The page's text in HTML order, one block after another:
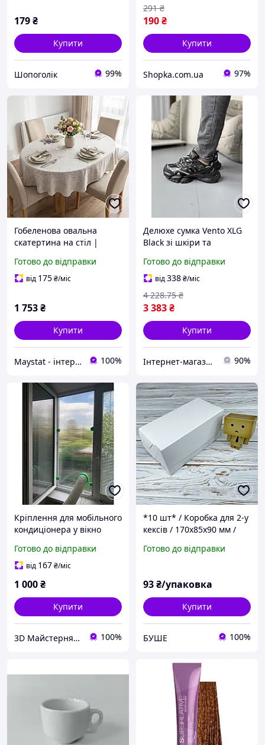
179₴
Купити
Шопоголік 99%
190₴
291 ₴
Купити
Shopka.com.ua 97%
Гобеленова овальна
скатертина на стіл |
скатертина в бежевих
тонах | Святковий
Готово до відправки
від 175₴/міс
1 753₴
Купити
Maystat - інтернет магазин столового текстилю 100%
Делюxe сумка Vento XLG
Black зі шкіри та
стильних образів у будь-
яку пору року
Готово до відправки
від338₴/міс
3 383₴
4 228.75 ₴
Купити
Інтернет-магазин Look 100 Clothes 90%
Кріплення для мобільного
кондиціонера у вікно
Готово до відправки
від 167₴/міс
1 000₴
Купити
3D Майстерня – Відновлюємо, створюємо, вдосконалюємо. 100%
*10 шт* / Коробка для 2-у
кексів / 170х85х90 мм /
Готово до відправки
93₴/упаковка
Купити
БУШЕ 100%